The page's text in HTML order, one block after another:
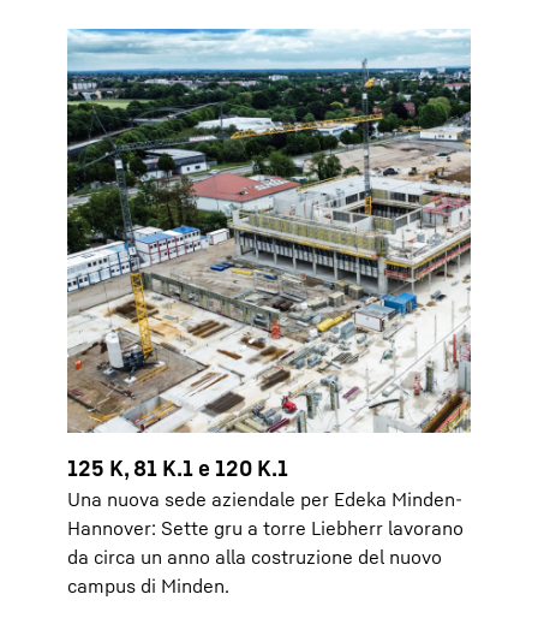
125 K, 81 K.1 e 120 K.1
Una nuova sede aziendale per Edeka Minden-
Hannover: Sette gru a torre Liebherr lavorano
da circa un anno alla costruzione del nuovo
campus di Minden.